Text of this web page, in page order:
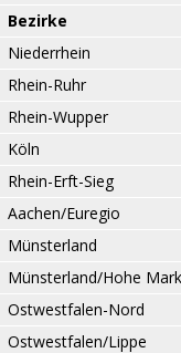
Bezirke
Niederrhein
Rhein-Ruhr
Rhein-Wupper
Köln
Rhein-Erft-Sieg
Aachen/Euregio
Münsterland
Münsterland/Hohe Mark
Ostwestfalen-Nord
Ostwestfalen/Lippe